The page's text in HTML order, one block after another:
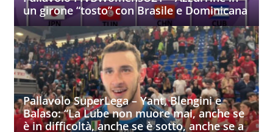
un girone “tosto” con Brasile e Dominicana
Pallavolo SuperLega – Yant, Blengini e
Balaso: “La Lube non muore mai, anche se
è in difficoltà, anche se è sotto, anche se a